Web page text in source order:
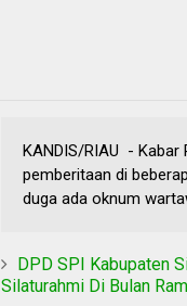
KANDIS/RIAU - Kabar
pemberitaan di
duga ada oknum
DPD SPI Kabupaten
Silaturahmi Di Bulan